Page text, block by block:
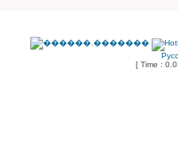
[ Time :